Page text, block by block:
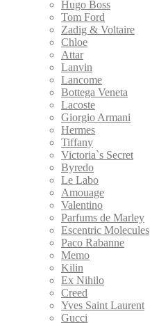
Hugo Boss
Tom Ford
Zadig & Voltaire
Chloe
Attar
Lanvin
Lancome
Bottega Veneta
Lacoste
Giorgio Armani
Hermes
Tiffany
Victoria`s Secret
Byredo
Le Labo
Amouage
Valentino
Parfums de Marley
Escentric Molecules
Paco Rabanne
Memo
Kilin
Ex Nihilo
Creed
Yves Saint Laurent
Gucci